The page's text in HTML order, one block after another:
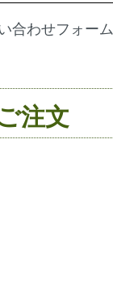
合わせフォーム
注文